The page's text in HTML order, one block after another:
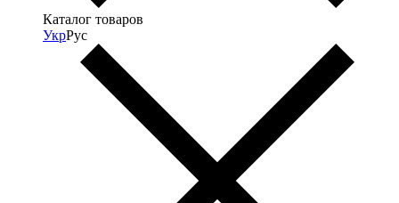
Каталог товаров
УкрРус